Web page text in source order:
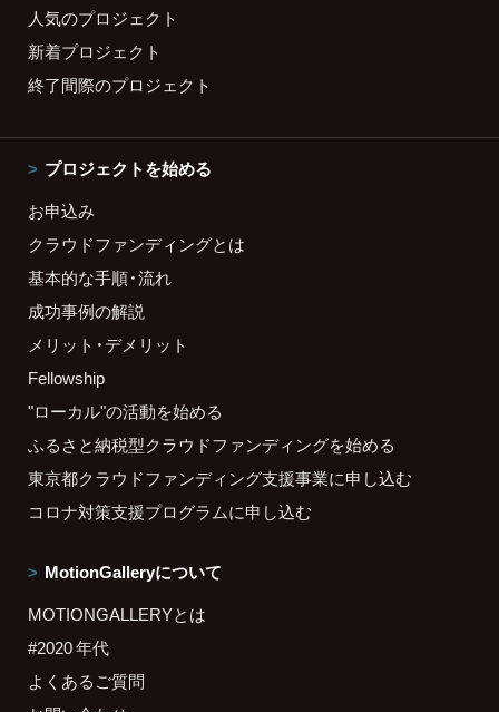
人気のプロジェクト
新着プロジェクト
終了間際のプロジェクト
プロジェクトを始める
お申込み
クラウドファンディングとは
基本的な手順・流れ
成功事例の解説
メリット・デメリット
Fellowship
"ローカル"の活動を始める
ふるさと納税型クラウドファンディングを始める
東京都クラウドファンディング支援事業に申し込む
コロナ対策支援プログラムに申し込む
MotionGalleryについて
MOTIONGALLERYとは
#2020 年代
よくあるご質問